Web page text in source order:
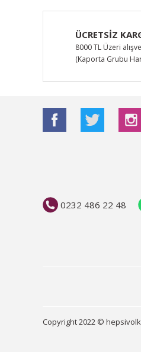
Ürün resmi
Ürün
Ürün bilgilerinde
Ürün fiyatı diğer
ÜCRETSİZ
8000 TL Üzeri
(Kaporta Grubu
0232 486 22 48
Copyright 2022 ©